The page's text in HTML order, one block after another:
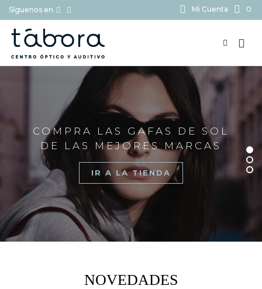
Síguenos en Mi Cuenta 0
COMPRA LAS GAFAS DE SOL
DE LAS MEJORES MARCAS
IR A LA TIENDA
NOVEDADES